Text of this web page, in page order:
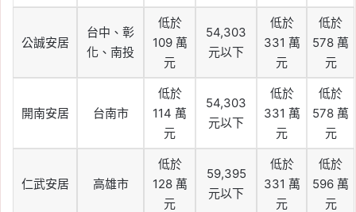
公誠安居
台中、彰
化、南投
低於
109 萬
元
54,303
元以下
低於
331 萬
元
低於
578 萬
元
開南安居 台南市
低於
114 萬
元
54,303
元以下
低於
331 萬
元
低於
578 萬
元
仁武安居 高雄市
低於
128 萬
元
59,395
元以下
低於
331 萬
元
低於
596 萬
元